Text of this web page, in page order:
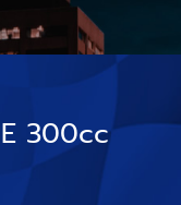
300cc